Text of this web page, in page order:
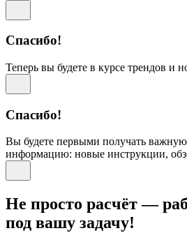
Спасибо!
Теперь вы будете в курсе трендов и
Спасибо!
Вы будете первыми получать
информацию: новые инструкции,
Не просто расчёт —
под вашу задачу!